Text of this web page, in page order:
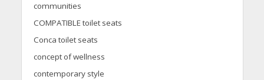
communities
COMPATIBLE toilet seats
Conca toilet seats
concept of wellness
contemporary style